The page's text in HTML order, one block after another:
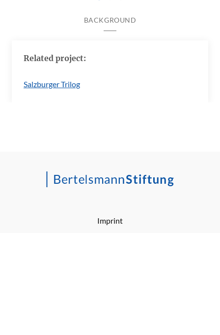
BACKGROUND
Related project:
Salzburger Trilog
Imprint